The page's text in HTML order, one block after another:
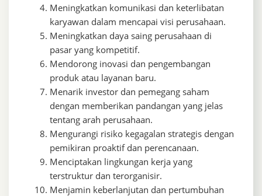
Meningkatkan komunikasi dan keterlibatan
karyawan dalam mencapai visi perusahaan.
Meningkatkan daya saing perusahaan di
pasar yang kompetitif.
Mendorong inovasi dan pengembangan
produk atau layanan baru.
Menarik investor dan pemegang saham
dengan memberikan pandangan yang jelas
tentang arah perusahaan.
Mengurangi risiko kegagalan strategis dengan
pemikiran proaktif dan perencanaan.
Menciptakan lingkungan kerja yang
terstruktur dan terorganisir.
Menjamin keberlanjutan dan pertumbuhan